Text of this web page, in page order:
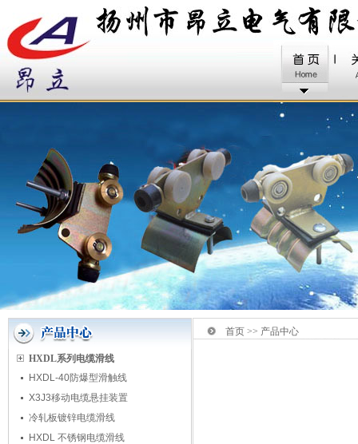
HXDL系列电缆滑线
HXDL-40防爆型滑触线
X3J3移动电缆悬挂装置
冷轧板镀锌电缆滑线
HXDL 不锈钢电缆滑线
首页 >> 产品中心